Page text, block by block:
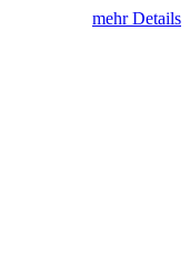
mehr Details